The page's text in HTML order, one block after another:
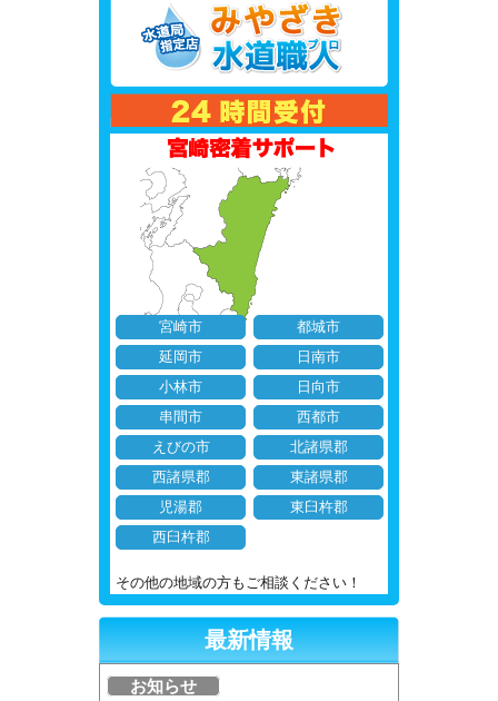
宮崎市
都城市
延岡市
日南市
小林市
日向市
串間市
西都市
えびの市
北諸県郡
西諸県郡
東諸県郡
児湯郡
東臼杵郡
西臼杵郡
その他の地域の方もご相談ください！
最新情報
お知らせ